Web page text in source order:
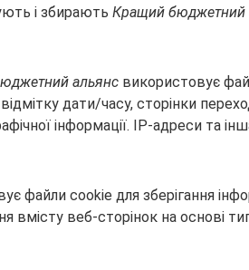
і збирають Кращий бюджетний
альянс використовує
дати/часу, сторінки
інформації. IP-адреси та
файли cookie для зберігання
вмісту веб-сторінок на основі